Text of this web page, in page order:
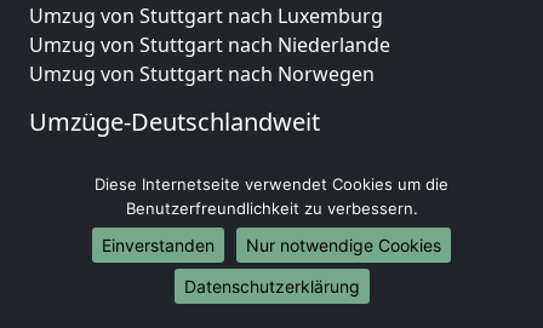
Umzug von Stuttgart nach Luxemburg
Umzug von Stuttgart nach Niederlande
Umzug von Stuttgart nach Norwegen
Umzüge-Deutschlandweit
Umzug von Stuttgart nach Hamburg
Umzug von Stuttgart nach München
Umzug von Stuttgart nach Köln
Umzug von Stuttgart nach Frankfurt am Main
Umzug von Stuttgart nach Stuttgart
Diese Internetseite verwendet Cookies um die
Benutzerfreundlichkeit zu verbessern.
Einverstanden
Nur notwendige Cookies
Datenschutzerklärung